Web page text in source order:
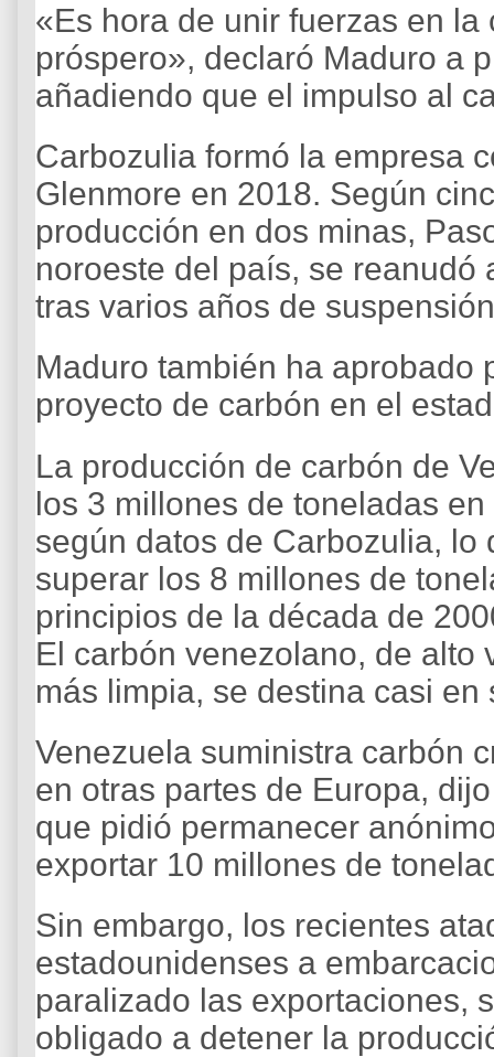
«Es hora de unir fuerzas en
próspero», declaró Maduro a
añadiendo que el impulso al
Carbozulia formó la empresa
Glenmore en 2018. Según
producción en dos minas,
noroeste del país, se
tras varios años de
Maduro también ha aprobado
proyecto de carbón en el
La producción de carbón de
los 3 millones de toneladas
según datos de Carbozulia,
superar los 8 millones de
principios de la década de
El carbón venezolano, de alto
más limpia, se destina casi
Venezuela suministra carbón
en otras partes de Europa,
que pidió permanecer
exportar 10 millones de
Sin embargo, los recientes
estadounidenses a
paralizado las exportaciones,
obligado a detener la